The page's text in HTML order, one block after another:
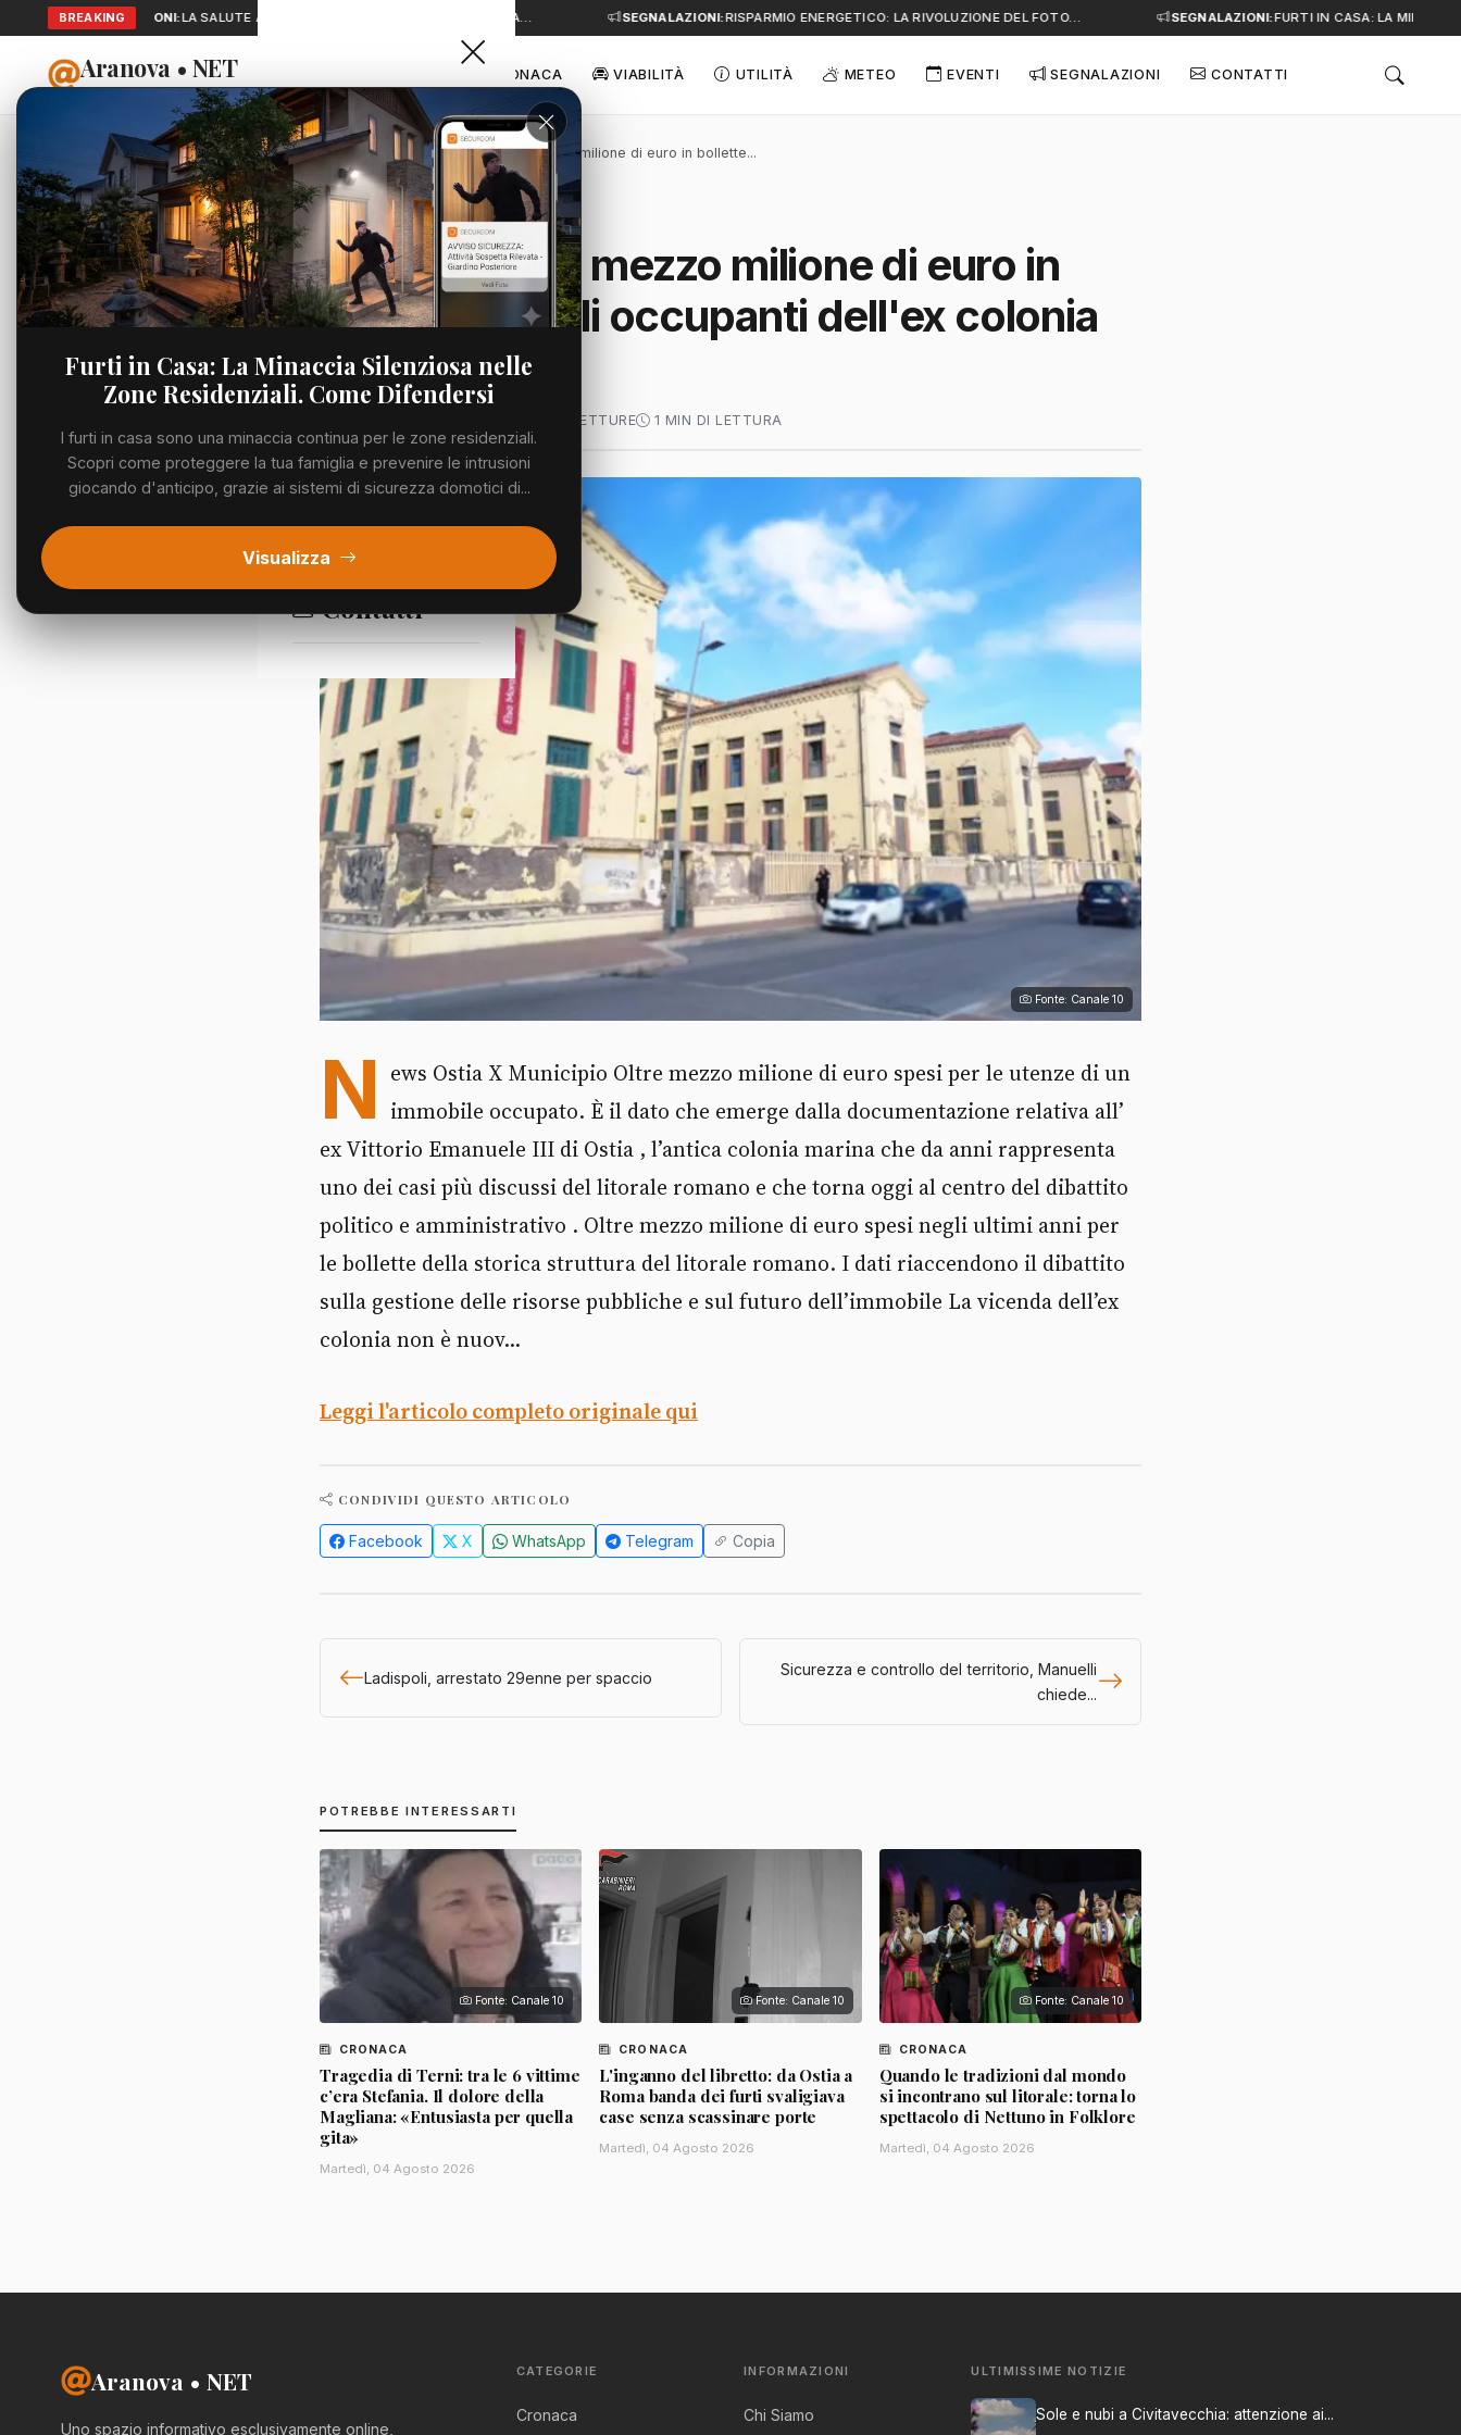
BREAKING
SEGNALAZIONI:LA SALUTE A PORTATA DI MANO: TELEMEDICINA E A… SEGNALAZIONI:RISPARMIO ENERGETICO: LA RIVOLUZIONE DEL FOTO… SEGNALAZIONI:FURTI IN CASA: LA MINACCIA
Aranova • NET
PORTALE UTILE AL TERRITORIO
CRONACA VIABILITÀ UTILITÀ METEO EVENTI SEGNALAZIONI CONTATTI
Home
Cronaca
Viabilità
Utilità
Meteo
Eventi
Segnalazioni
Contatti
Cronaca "Speso più di mezzo milione di euro in bollette...
CRONACA
"Speso più di mezzo milione di euro in
bollette per gli occupanti dell'ex colonia
di Ostia"
60 LETTURE 1 MIN DI LETTURA
Fonte: Canale 10
N ews Ostia X Municipio Oltre mezzo milione di euro spesi per le utenze di un
immobile occupato. È il dato che emerge dalla documentazione relativa all’
ex Vittorio Emanuele III di Ostia , l’antica colonia marina che da anni rappresenta
uno dei casi più discussi del litorale romano e che torna oggi al centro del dibattito
politico e amministrativo . Oltre mezzo milione di euro spesi negli ultimi anni per
le bollette della storica struttura del litorale romano. I dati riaccendono il dibattito
sulla gestione delle risorse pubbliche e sul futuro dell’immobile La vicenda dell’ex
colonia non è nuov...
Leggi l'articolo completo originale qui
CONDIVIDI QUESTO ARTICOLO
Facebook X WhatsApp Telegram Copia
Ladispoli, arrestato 29enne per spaccio
Sicurezza e controllo del territorio, Manuelli
chiede...
POTREBBE INTERESSARTI
Fonte: Canale 10
CRONACA
Tragedia di Terni: tra le 6 vittime
c’era Stefania. Il dolore della
Magliana: «Entusiasta per quella
gita»
Martedì, 04 Agosto 2026
Fonte: Canale 10
CRONACA
L'inganno del libretto: da Ostia a
Roma banda dei furti svaligiava
case senza scassinare porte
Martedì, 04 Agosto 2026
Fonte: Canale 10
CRONACA
Quando le tradizioni dal mondo
si incontrano sul litorale: torna lo
spettacolo di Nettuno in Folklore
Martedì, 04 Agosto 2026
Furti in Casa: La Minaccia Silenziosa nelle
Zone Residenziali. Come Difendersi
I furti in casa sono una minaccia continua per le zone residenziali.
Scopri come proteggere la tua famiglia e prevenire le intrusioni
giocando d'anticipo, grazie ai sistemi di sicurezza domotici di...
Visualizza
Aranova • NET
Uno spazio informativo esclusivamente online,
CATEGORIE
Cronaca
INFORMAZIONI
Chi Siamo
ULTIMISSIME NOTIZIE
Sole e nubi a Civitavecchia: attenzione ai...